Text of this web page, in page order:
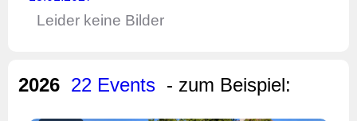
Leider keine Bilder
2026 22 Events - zum Beispiel: